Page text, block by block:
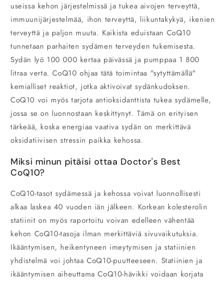
useissa kehon järjestelmissä ja tukea aivojen terveyttä,
immuunijärjestelmää, ihon terveyttä, liikuntakykyä, ikenien
terveyttä ja paljon muuta. Kaikista eduistaan CoQ10
tunnetaan parhaiten sydämen terveyden tukemisesta.
Sydän lyö 100 000 kertaa päivässä ja pumppaa 1 800
litraa verta. CoQ10 ohjaa tätä toimintaa "sytyttämällä"
kemialliset reaktiot, jotka aktivoivat sydänkudoksen.
CoQ10 voi myös tarjota antioksidanttista tukea sydämelle,
jossa se on luonnostaan keskittynyt. Tämä on erityisen
tärkeää, koska energiaa vaativa sydän on merkittävä
oksidatiivisen stressin paikka kehossa.
Miksi minun pitäisi ottaa Doctor's Best
CoQ10?
CoQ10-tasot sydämessä ja kehossa voivat luonnollisesti
alkaa laskea 40 vuoden iän jälkeen. Korkean kolesterolin
statiinit on myös raportoitu voivan edelleen vähentää
kehon CoQ10-tasoja ilman merkittäviä sivuvaikutuksia.
Ikääntymisen, heikentyneen imeytymisen ja statiinien
yhdistelmä voi johtaa CoQ10-puutteeseen. Statiinien ja
ikääntymisen aiheuttama CoQ10-hävikki voidaan korjata